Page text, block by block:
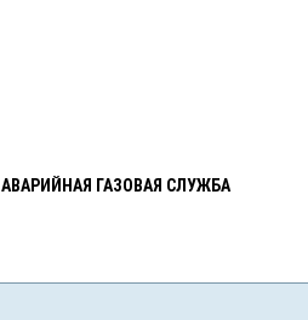
АВАРИЙНАЯ ГАЗОВАЯ СЛУЖБА